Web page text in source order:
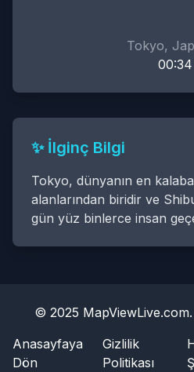
Tokyo,
00:34
✨ İlginç Bilgi
Tokyo, dünyanın en
alanlarından biridir ve
gün yüz binlerce insan
© 2025 MapViewLive.com.
Anasayfaya
Dön
Gizlilik
Politikası